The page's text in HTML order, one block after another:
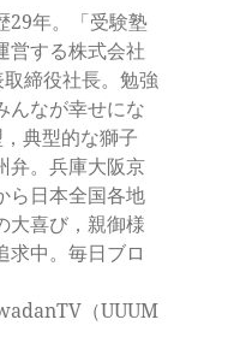
29年。「受験塾
営する株式会社
締役社長。勉強
んなが幸せにな
典型的な獅子
弁。兵庫大阪京
ら日本全国各地
大喜び，親御様
求中。毎日ブロ
（UUUM